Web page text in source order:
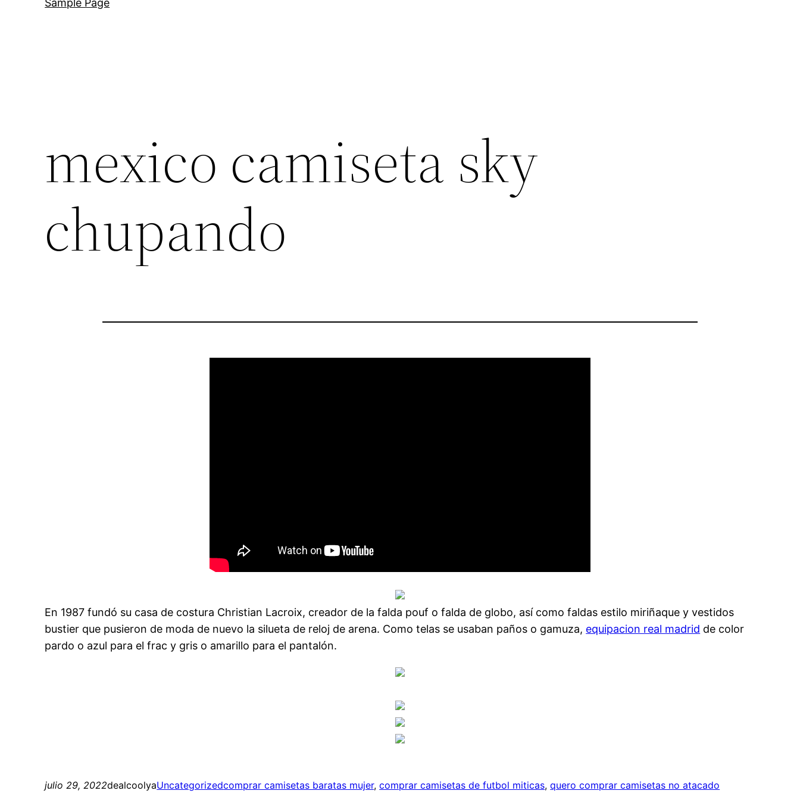
Sample Page
mexico camiseta sky
chupando
En 1987 fundó su casa de costura Christian Lacroix, creador de la falda pouf o falda de globo, así como faldas estilo miriñaque y vestidos
bustier que pusieron de moda de nuevo la silueta de reloj de arena. Como telas se usaban paños o gamuza, equipacion real madrid de color
pardo o azul para el frac y gris o amarillo para el pantalón.
julio 29, 2022dealcoolyaUncategorizedcomprar camisetas baratas mujer, comprar camisetas de futbol miticas, quero comprar camisetas no atacado